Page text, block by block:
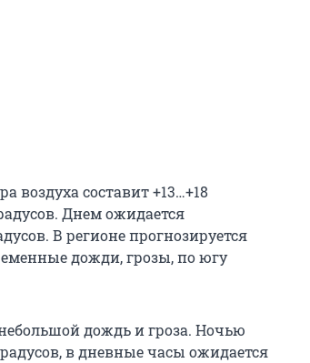
воздуха составит +13…+18
Днем ожидается
В регионе прогнозируется
дожди, грозы, по югу
дождь и гроза. Ночью
в дневные часы ожидается